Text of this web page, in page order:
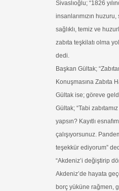
Sivaslıoğlu; “1826
insanlarımızın
sağlıklı, temiz ve
zabıta teşkilatı olma
dedi.
Başkan Gültak;
Konuşmasına Zabıta
Gültak ise; göreve
Gültak; “Tabi
yapsın? Kayıtlı
çalışıyorsunuz.
teşekkür ediyorum”
“Akdeniz’i değiştirip
Akdeniz’de hayata
borç yüküne rağmen,